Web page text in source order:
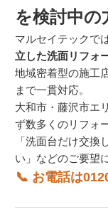
を検討中の
マルセイテックでは
立した洗面リフォ
地域密着型の施工
まで一貫対応。
大和市・藤沢市エ
ず数多くのリフォ
「洗面台だけ交換
い」などのご要望
📞 お電話は